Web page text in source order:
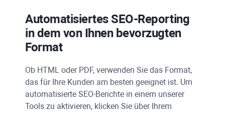
Automatisiertes SEO-Reporting
in dem von Ihnen bevorzugten
Format
Ob HTML oder PDF, verwenden Sie das Format,
das für Ihre Kunden am besten geeignet ist. Um
automatisierte SEO-Berichte in einem unserer
Tools zu aktivieren, klicken Sie über Ihrem